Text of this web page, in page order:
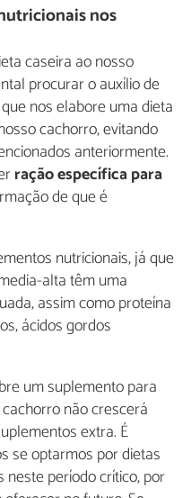
nos
caseira ao nosso
procurar o auxílio de
que nos elabore uma dieta
cachorro, evitando
anteriormente.
ração específica para
de que é
nutricionais, já que
alta têm uma
assim como proteína
ácidos gordos
um suplemento para
não crescerá
extra. É
se optarmos por dietas
neste período crítico, por